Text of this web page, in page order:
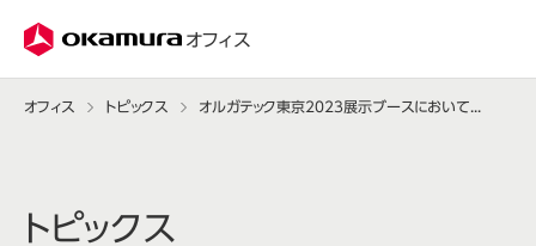
オフィス
オフィス トピックス
トピックス